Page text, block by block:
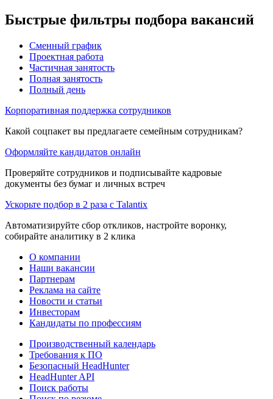
Быстрые фильтры подбора вакансий
Сменный график
Проектная работа
Частичная занятость
Полная занятость
Полный день
Корпоративная поддержка сотрудников
Какой соцпакет вы предлагаете семейным сотрудникам?
Оформляйте кандидатов онлайн
Проверяйте сотрудников и подписывайте кадровые
документы без бумаг и личных встреч
Ускорьте подбор в 2 раза с Talantix
Автоматизируйте сбор откликов, настройте воронку,
собирайте аналитику в 2 клика
О компании
Наши вакансии
Партнерам
Реклама на сайте
Новости и статьи
Инвесторам
Кандидаты по профессиям
Производственный календарь
Требования к ПО
Безопасный HeadHunter
HeadHunter API
Поиск работы